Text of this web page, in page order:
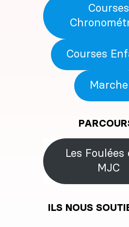
Courses
Courses
Marche
Les Foulées
MJC
ILS NOUS